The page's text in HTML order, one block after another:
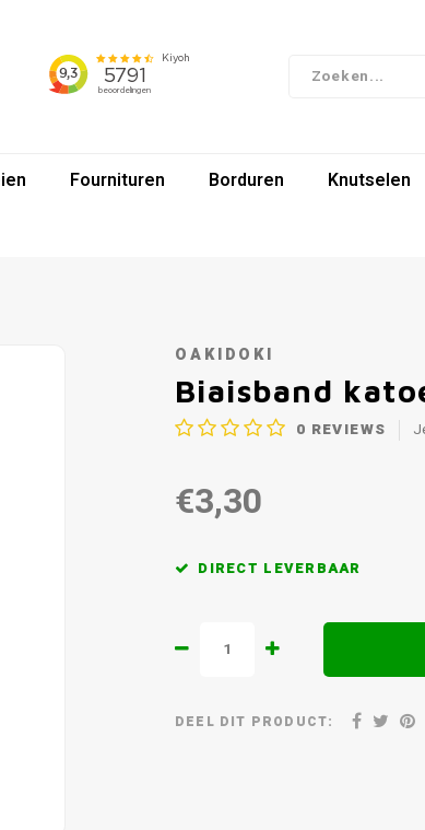
Fournituren Borduren Knutselen
OAKIDOKI
Biaisband
0 REVIEWS
€3,30
DIRECT LEVERBAAR
DEEL DIT PRODUCT: